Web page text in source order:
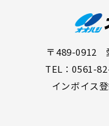
〒489-0912
TEL：0561-
インボイス